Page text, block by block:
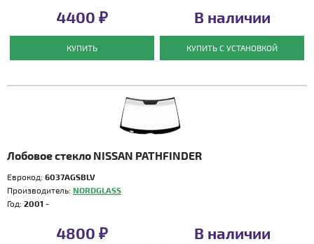
4400 ₽
КУПИТЬ
В наличии
КУПИТЬ С УСТАНОВКОЙ
Лобовое стекло NISSAN PATHFINDER
Еврокод: 6037AGSBLV
Производитель: NORDGLASS
Год: 2001 -
4800 ₽ В наличии